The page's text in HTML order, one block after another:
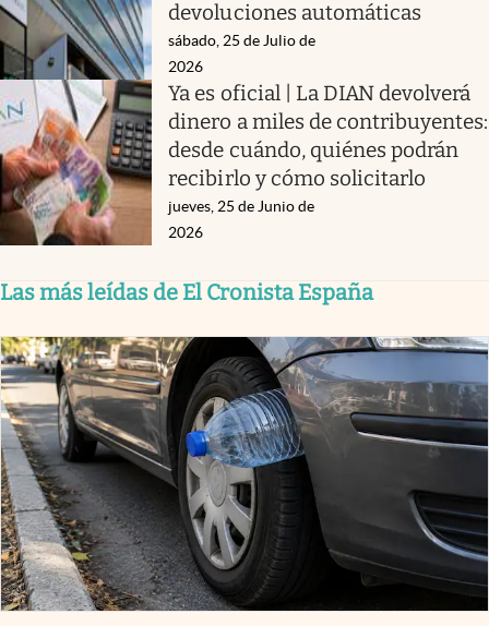
devoluciones automáticas
sábado, 25 de Julio de
2026
Ya es oficial | La DIAN devolverá
dinero a miles de contribuyentes:
desde cuándo, quiénes podrán
recibirlo y cómo solicitarlo
jueves, 25 de Junio de
2026
Las más leídas de El Cronista España